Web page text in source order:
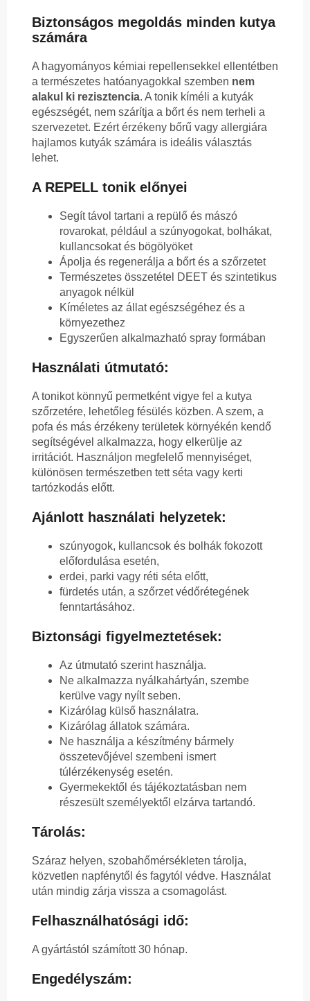
Biztonságos megoldás minden kutya
számára
A hagyományos kémiai repellensekkel ellentétben
a természetes hatóanyagokkal szemben nem
alakul ki rezisztencia. A tonik kíméli a kutyák
egészségét, nem szárítja a bőrt és nem terheli a
szervezetet. Ezért érzékeny bőrű vagy allergiára
hajlamos kutyák számára is ideális választás
lehet.
A REPELL tonik előnyei
Segít távol tartani a repülő és mászó
rovarokat, például a szúnyogokat, bolhákat,
kullancsokat és bögölyöket
Ápolja és regenerálja a bőrt és a szőrzetet
Természetes összetétel DEET és szintetikus
anyagok nélkül
Kíméletes az állat egészségéhez és a
környezethez
Egyszerűen alkalmazható spray formában
Használati útmutató:
A tonikot könnyű permetként vigye fel a kutya
szőrzetére, lehetőleg fésülés közben. A szem, a
pofa és más érzékeny területek környékén kendő
segítségével alkalmazza, hogy elkerülje az
irritációt. Használjon megfelelő mennyiséget,
különösen természetben tett séta vagy kerti
tartózkodás előtt.
Ajánlott használati helyzetek:
szúnyogok, kullancsok és bolhák fokozott
előfordulása esetén,
erdei, parki vagy réti séta előtt,
fürdetés után, a szőrzet védőrétegének
fenntartásához.
Biztonsági figyelmeztetések:
Az útmutató szerint használja.
Ne alkalmazza nyálkahártyán, szembe
kerülve vagy nyílt seben.
Kizárólag külső használatra.
Kizárólag állatok számára.
Ne használja a készítmény bármely
összetevőjével szembeni ismert
túlérzékenység esetén.
Gyermekektől és tájékoztatásban nem
részesült személyektől elzárva tartandó.
Tárolás:
Száraz helyen, szobahőmérsékleten tárolja,
közvetlen napfénytől és fagytól védve. Használat
után mindig zárja vissza a csomagolást.
Felhasználhatósági idő:
A gyártástól számított 30 hónap.
Engedélyszám: